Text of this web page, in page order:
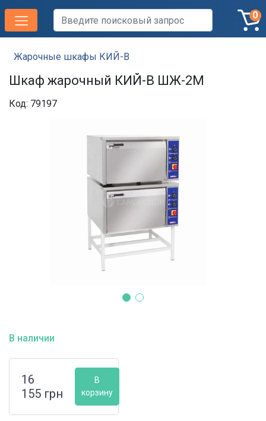
0
Жарочные шкафы КИЙ-В
Шкаф жарочный КИЙ-В ШЖ-2М
Код: 79197
В наличии
16
155 грн
В
корзину